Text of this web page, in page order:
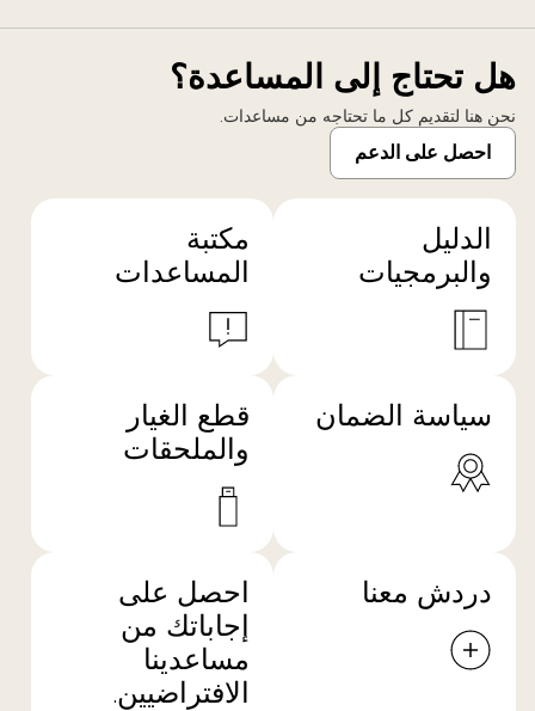
هل تحتاج إلى المساعدة؟
نحن هنا لتقديم كل ما تحتاجه من مساعدات.
احصل على الدعم
الدليل
والبرمجيات
مكتبة
المساعدات
سياسة الضمان
قطع الغيار
والملحقات
دردش معنا
احصل على
إجاباتك من
مساعدينا
الافتراضيين.